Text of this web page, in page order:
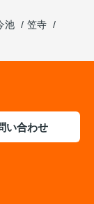
池
笠寺
い合わせ